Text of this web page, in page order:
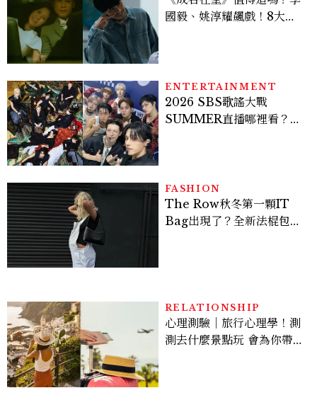
國毅、姚淳耀飆戲！8大看
ENTERTAINMENT
2026 SBS歌謠大戰
SUMMER直播哪裡看？
FASHION
The Row秋冬第一顆IT
Bag出現了？全新法棍包
RELATIONSHIP
心理測驗｜旅行心理學！測
測去什麼景點玩 會為你帶來